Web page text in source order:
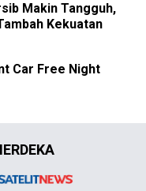
Makin Tangguh,
Kekuatan
Car Free Night